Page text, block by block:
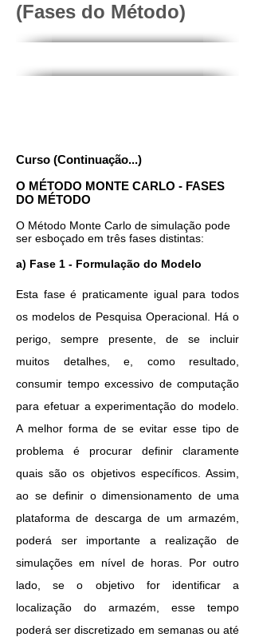
(Fases do Método)
Curso (Continuação...)
O MÉTODO MONTE CARLO - FASES
DO MÉTODO
O Método Monte Carlo de simulação pode
ser esboçado em três fases distintas:
a) Fase 1 - Formulação do Modelo
Esta fase é praticamente igual para todos
os modelos de Pesquisa Operacional. Há o
perigo, sempre presente, de se incluir
muitos detalhes, e, como resultado,
consumir tempo excessivo de computação
para efetuar a experimentação do modelo.
A melhor forma de se evitar esse tipo de
problema é procurar definir claramente
quais são os objetivos específicos. Assim,
ao se definir o dimensionamento de uma
plataforma de descarga de um armazém,
poderá ser importante a realização de
simulações em nível de horas. Por outro
lado, se o objetivo for identificar a
localização do armazém, esse tempo
poderá ser discretizado em semanas ou até